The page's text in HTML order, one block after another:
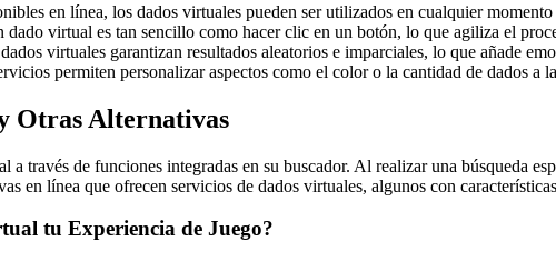
en línea, los dados virtuales pueden ser utilizados en cualquier
dado virtual es tan sencillo como hacer clic en un botón, lo que agiliza el
virtuales garantizan resultados aleatorios e imparciales, lo que añade
permiten personalizar aspectos como el color o la cantidad de dados a
Otras Alternativas
través de funciones integradas en su buscador. Al realizar una búsqueda
en línea que ofrecen servicios de dados virtuales, algunos con
tu Experiencia de Juego?